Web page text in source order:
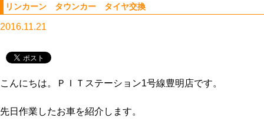
リンカーン タウンカー タイヤ交換
2016.11.21
こんにちは。ＰＩＴステーション1号線豊明店です。
先日作業したお車を紹介します。